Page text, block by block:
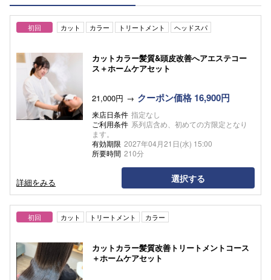
初回 カット カラー トリートメント ヘッドスパ
カットカラー髪質&頭皮改善へアエステコー
ス＋ホームケアセット
21,000円 クーポン価格 16,900円
来店日条件 指定なし
ご利用条件 系列店含め、初めての方限定となり
ます。
有効期限 2027年04月21日(水) 15:00
所要時間 210分
詳細をみる 選択する
初回 カット トリートメント カラー
カットカラー髪質改善トリートメントコース
＋ホームケアセット